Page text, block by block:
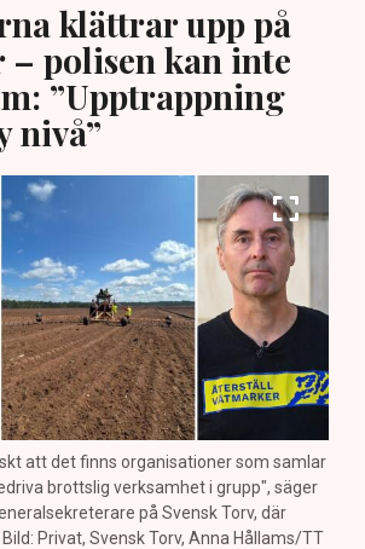
klättrar upp på
– polisen kan inte
”Upptrappning
nivå”
att det finns organisationer som samlar
brottslig verksamhet i grupp", säger
på Svensk Torv, där
Privat, Svensk Torv, Anna Hållams/TT